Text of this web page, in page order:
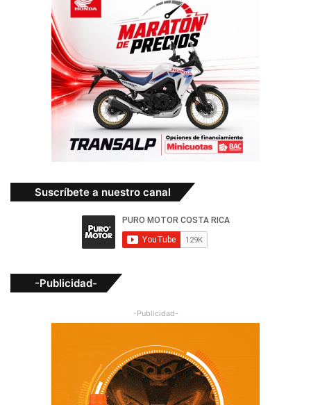
Suscríbete a nuestro canal
-Publicidad-
-Publicidad-